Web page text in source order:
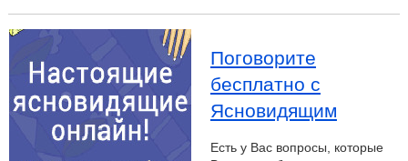
Поговорите
бесплатно с
Ясновидящим
Есть у Вас вопросы, которые